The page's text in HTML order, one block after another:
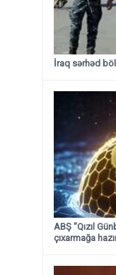
İraq sərhəd
ABŞ "Qızıl
çıxarmağa